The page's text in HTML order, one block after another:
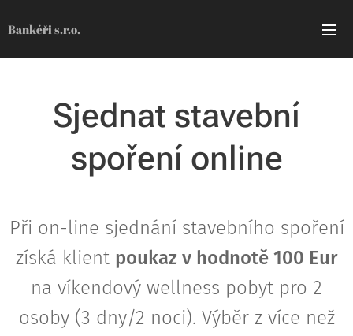
Bankéři s.r.o.
Sjednat stavební
spoření online
Při on-line sjednání stavebního spoření
získá klient poukaz v hodnotě 100 Eur
na víkendový wellness pobyt pro 2
osoby (3 dny/2 noci). Výběr z více než